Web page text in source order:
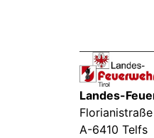
Landes-
Florianistraße
A-6410 Telfs